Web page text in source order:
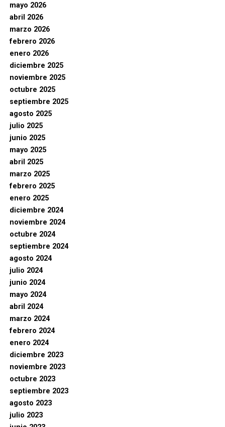
mayo 2026
abril 2026
marzo 2026
febrero 2026
enero 2026
diciembre 2025
noviembre 2025
octubre 2025
septiembre 2025
agosto 2025
julio 2025
junio 2025
mayo 2025
abril 2025
marzo 2025
febrero 2025
enero 2025
diciembre 2024
noviembre 2024
octubre 2024
septiembre 2024
agosto 2024
julio 2024
junio 2024
mayo 2024
abril 2024
marzo 2024
febrero 2024
enero 2024
diciembre 2023
noviembre 2023
octubre 2023
septiembre 2023
agosto 2023
julio 2023